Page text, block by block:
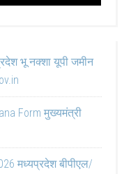
भू नक्शा यूपी जमीन
Form मुख्यमंत्री
मध्यप्रदेश बीपीएल/